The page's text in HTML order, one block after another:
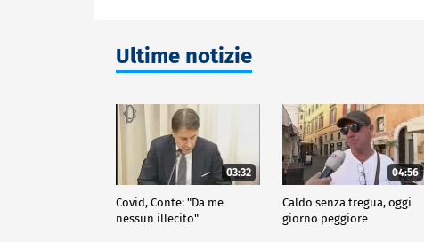
Ultime notizie
03:32
Covid, Conte: "Da me
nessun illecito"
04:56
Caldo senza tregua, oggi
giorno peggiore